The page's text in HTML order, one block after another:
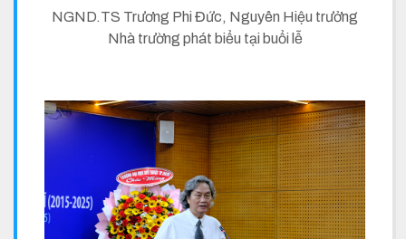
NGND.TS Trương Phi Đức, Nguyên Hiệu trưởng
Nhà trường phát biểu tại buổi lễ